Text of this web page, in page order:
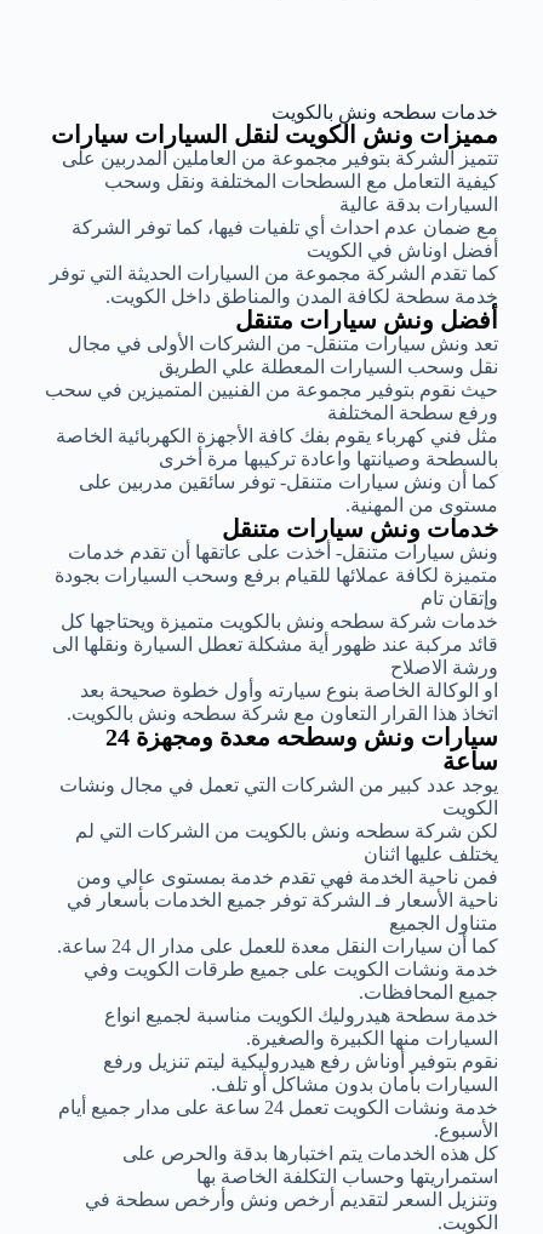
خدمات سطحه ونش بالكويت
مميزات ونش الكويت لنقل السيارات سيارات
تتميز الشركة بتوفير مجموعة من العاملين المدربين على
كيفية التعامل مع السطحات المختلفة ونقل وسحب
السيارات بدقة عالية
مع ضمان عدم احداث أي تلفيات فيها، كما توفر الشركة
أفضل اوناش في الكويت
كما تقدم الشركة مجموعة من السيارات الحديثة التي توفر
خدمة سطحة لكافة المدن والمناطق داخل الكويت.
أفضل ونش سيارات متنقل
تعد ونش سيارات متنقل- من الشركات الأولى في مجال
نقل وسحب السيارات المعطلة علي الطريق
حيث نقوم بتوفير مجموعة من الفنيين المتميزين في سحب
ورفع سطحة المختلفة
مثل فني كهرباء يقوم بفك كافة الأجهزة الكهربائية الخاصة
بالسطحة وصيانتها واعادة تركيبها مرة أخرى
كما أن ونش سيارات متنقل- توفر سائقين مدربين على
مستوى من المهنية.
خدمات ونش سيارات متنقل
ونش سيارات متنقل- أخذت على عاتقها أن تقدم خدمات
متميزة لكافة عملائها للقيام برفع وسحب السيارات بجودة
وإتقان تام
خدمات شركة سطحه ونش بالكويت متميزة ويحتاجها كل
قائد مركبة عند ظهور أية مشكلة تعطل السيارة ونقلها الى
ورشة الاصلاح
او الوكالة الخاصة بنوع سيارته وأول خطوة صحيحة بعد
اتخاذ هذا القرار التعاون مع شركة سطحه ونش بالكويت.
سيارات ونش وسطحه معدة ومجهزة 24
ساعة
يوجد عدد كبير من الشركات التي تعمل في مجال ونشات
الكويت
لكن شركة سطحه ونش بالكويت من الشركات التي لم
يختلف عليها اثنان
فمن ناحية الخدمة فهي تقدم خدمة بمستوى عالي ومن
ناحية الأسعار فـ الشركة توفر جميع الخدمات بأسعار في
متناول الجميع
كما أن سيارات النقل معدة للعمل على مدار ال 24 ساعة.
خدمة ونشات الكويت على جميع طرقات الكويت وفي
جميع المحافظات.
خدمة سطحة هيدروليك الكويت مناسبة لجميع انواع
السيارات منها الكبيرة والصغيرة.
نقوم بتوفير أوناش رفع هيدروليكية ليتم تنزيل ورفع
السيارات بأمان بدون مشاكل أو تلف.
خدمة ونشات الكويت تعمل 24 ساعة على مدار جميع أيام
الأسبوع.
كل هذه الخدمات يتم اختبارها بدقة والحرص على
استمراريتها وحساب التكلفة الخاصة بها
وتنزيل السعر لتقديم أرخص ونش وأرخص سطحة في
الكويت.